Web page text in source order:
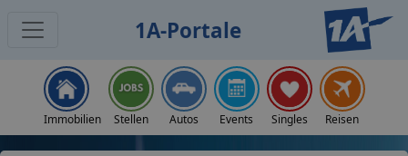
1A-Portale
Immobilien Stellen Autos Events Singles Reisen